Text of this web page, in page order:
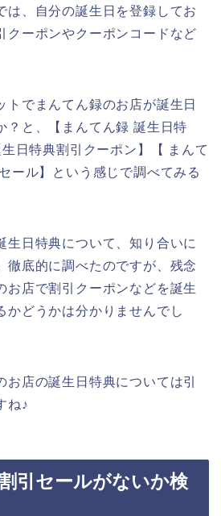
は、自分の誕生日を登録してお
クーポンやクーポンコードなど
トでまんてん録のお店が誕生日
？と、【まんてん録 誕生日特
日特典割引クーポン】【 まんて
ール】という感じで調べてみる
生日特典について、知り合いに
徹底的に調べたのですが、残念
お店で割引クーポンなどを誕生
かどうかは分かりませんでし
お店の誕生日特典については引
ね♪
引セールがないか検